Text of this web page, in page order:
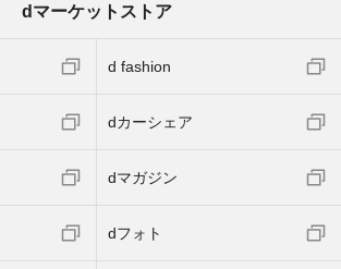
dマーケットストア
d fashion
dカーシェア
dマガジン
dフォト